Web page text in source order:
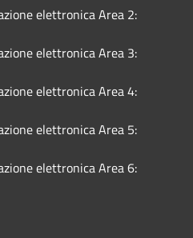
elettronica Area 2:
elettronica Area 3:
elettronica Area 4:
elettronica Area 5:
elettronica Area 6: